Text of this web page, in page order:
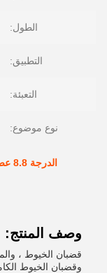
الطول:
التطبيق:
التعبئة:
نوع موضوع:
الدرجة 8.8 عصى الخيط الطول 1m - 3m قطر 3mm - 100mm
وصف المنتج:
قضبان الخيوط ،
وقضبان الخيوط